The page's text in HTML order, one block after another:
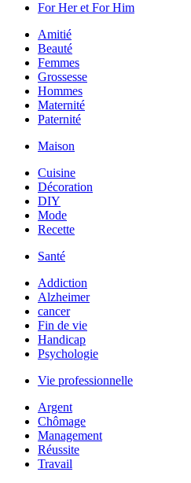
For Her et For Him
Amitié
Beauté
Femmes
Grossesse
Hommes
Maternité
Paternité
Maison
Cuisine
Décoration
DIY
Mode
Recette
Santé
Addiction
Alzheimer
cancer
Fin de vie
Handicap
Psychologie
Vie professionnelle
Argent
Chômage
Management
Réussite
Travail